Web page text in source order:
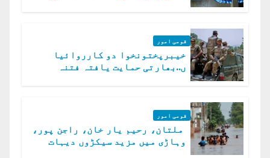
قومی امور
خیبرپختونخوا دو کارروائیا
ں..بھارتی حمایت یافتہ فتنہ
قومی امور
ملتان، رحیم یار خان، راجن پور،
وہاڑی میں مزید سیکڑوں دیہات